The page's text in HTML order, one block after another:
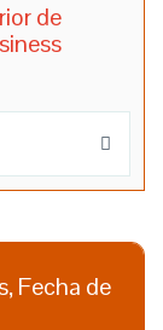
de
Fecha de